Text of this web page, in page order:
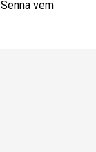
vem